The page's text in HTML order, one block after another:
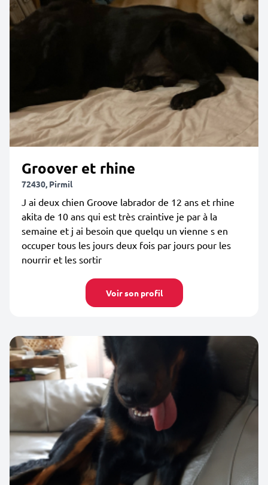
Groover et rhine
72430, Pirmil
J ai deux chien Groove labrador de 12 ans et rhine
akita de 10 ans qui est très craintive je par à la
semaine et j ai besoin que quelqu un vienne s en
occuper tous les jours deux fois par jours pour les
nourrir et les sortir
Voir son profil